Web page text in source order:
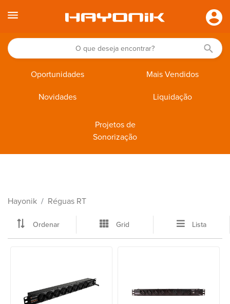
Oportunidades Mais Vendidos
Novidades Liquidação
Projetos de
Sonorização
Hayonik Réguas RT
Ordenar Grid Lista